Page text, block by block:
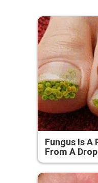
Fungus Is A
From A